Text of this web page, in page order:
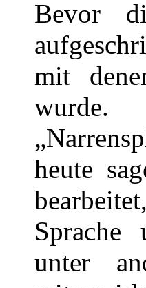
Bevor
mit
wurde.
heute
Sprache
unter